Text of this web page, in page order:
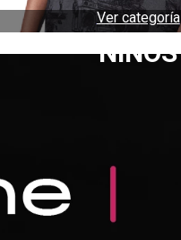
NIÑOS
Ver categoría